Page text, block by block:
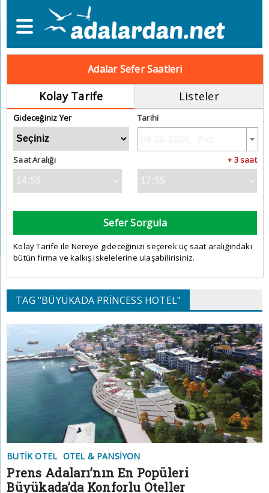
Adalar Sefer Saatleri
Kolay Tarife Listeler
Gideceğiniz Yer Tarihi
Saat Aralığı + 3 saat
Sefer Sorgula
Kolay Tarife ile Nereye gideceğinizi seçerek üç saat aralığındaki
bütün firma ve kalkış iskelelerine ulaşabilirisiniz.
TAG "BÜYÜKADA PRINCESS HOTEL"
BUTIK OTEL OTEL & PANSIYON
Prens Adaları’nın En Popüleri
Büyükada’da Konforlu Oteller